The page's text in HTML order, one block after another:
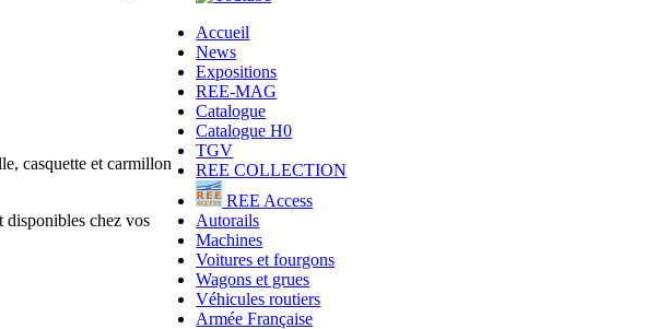
casquette et carmillon
chez vos
Accueil
News
Expositions
REE-MAG
Catalogue
Catalogue H0
TGV
REE COLLECTION
REE Access
Autorails
Machines
Voitures et fourgons
Wagons et grues
Véhicules routiers
Armée Française